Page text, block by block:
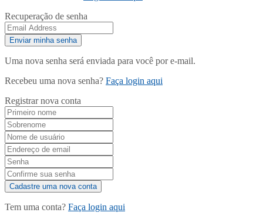
Recuperação de senha
Uma nova senha será enviada para você por e-mail.
Recebeu uma nova senha? Faça login aqui
Registrar nova conta
Tem uma conta? Faça login aqui